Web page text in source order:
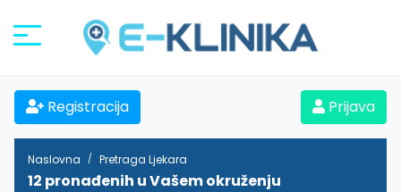
Registracija Prijava
Naslovna Pretraga Ljekara
12 pronađenih u Vašem okruženju